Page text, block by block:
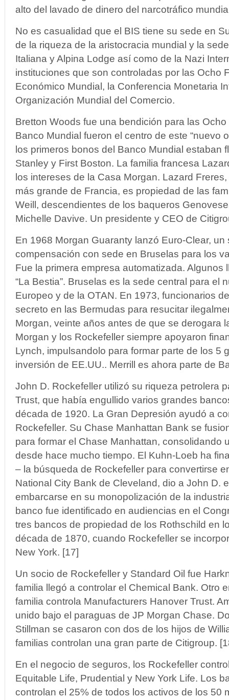
alto del lavado de dinero del narcotráfico
No es casualidad que el BIS tiene su sede en
de la riqueza de la aristocracia mundial y la
Italiana y Alpina Lodge así como de la Nazi
instituciones que son controladas por las Ocho
Económico Mundial, la Conferencia Monetaria
Organización Mundial del Comercio.
Bretton Woods fue una bendición para las
Banco Mundial fueron el centro de este “nuevo
los primeros bonos del Banco Mundial estaban
Stanley y First Boston. La familia francesa
los intereses de la Casa Morgan. Lazard
más grande de Francia, es propiedad de las
Weill, descendientes de los baqueros
Michelle Davive. Un presidente y CEO de
En 1968 Morgan Guaranty lanzó Euro-Clear,
compensación con sede en Bruselas para los
Fue la primera empresa automatizada. Algunos
“La Bestia”. Bruselas es la sede central para el
Europeo y de la OTAN. En 1973, funcionarios
secreto en las Bermudas para resucitar
Morgan, veinte años antes de que se derogara
Morgan y los Rockefeller siempre apoyaron
Lynch, impulsandolo para formar parte de los 5
inversión de EE.UU.. Merrill es ahora parte de
John D. Rockefeller utilizó su riqueza petrolera
Trust, que había engullido varios grandes
década de 1920. La Gran Depresión ayudó a
Rockefeller. Su Chase Manhattan Bank se
para formar el Chase Manhattan, consolidando
desde hace mucho tiempo. El Kuhn-Loeb ha
– la búsqueda de Rockefeller para convertirse
National City Bank de Cleveland, dio a John D.
embarcarse en su monopolización de la
banco fue identificado en audiencias en el
tres bancos de propiedad de los Rothschild en
década de 1870, cuando Rockefeller se
New York. [17]
Un socio de Rockefeller y Standard Oil fue
familia llegó a controlar el Chemical Bank. Otro
familia controla Manufacturers Hanover Trust.
unido bajo el paraguas de JP Morgan Chase.
Stillman se casaron con dos de los hijos de
familias controlan una gran parte de Citigroup.
En el negocio de seguros, los Rockefeller
Equitable Life, Prudential y New York Life. Los
controlan el 25% de todos los activos de los 50